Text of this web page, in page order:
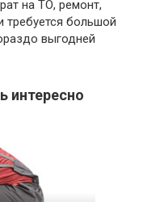
на ТО, ремонт,
требуется большой
выгодней
интересно